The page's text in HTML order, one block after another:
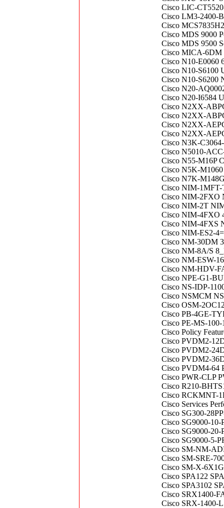
Cisco LIC-
Cisco LM3-2400-
Cisco
Cisco MDS 9000
Cisco MDS 9500
Cisco MICA-
Cisco N10-E0060
Cisco N10-S6100
Cisco N10-S6200
Cisco N20-
Cisco N20-I6584
Cisco N2XX-
Cisco N2XX-
Cisco N2XX-
Cisco N2XX-
Cisco N3K-
Cisco N5010-
Cisco N55-M16P
Cisco N5K-
Cisco N7K-
Cisco NIM-1MFT-
Cisco NIM-2FXO
Cisco NIM-2T
Cisco NIM-4FXO
Cisco NIM-4FXS
Cisco NIM-ES2-
Cisco NM-30DM
Cisco NM-8A/S
Cisco NM-ESW-
Cisco NM-HDV-
Cisco NPE-G1-
Cisco NS-IDP-
Cisco NSMCM
Cisco OSM-
Cisco PB-4GE-
Cisco PE-MS-
Cisco Policy
Cisco PVDM2-
Cisco PVDM2-
Cisco PVDM2-
Cisco PVDM4-64
Cisco PWR-CLP
Cisco R210-
Cisco RCKMNT-
Cisco Services
Cisco SG300-
Cisco SG9000-10-
Cisco SG9000-20-
Cisco SG9000-5-
Cisco SM-NM-
Cisco SM-SRE-
Cisco SM-X-
Cisco SPA122
Cisco SPA3102
Cisco SRX1400-
Cisco SRX-1400-